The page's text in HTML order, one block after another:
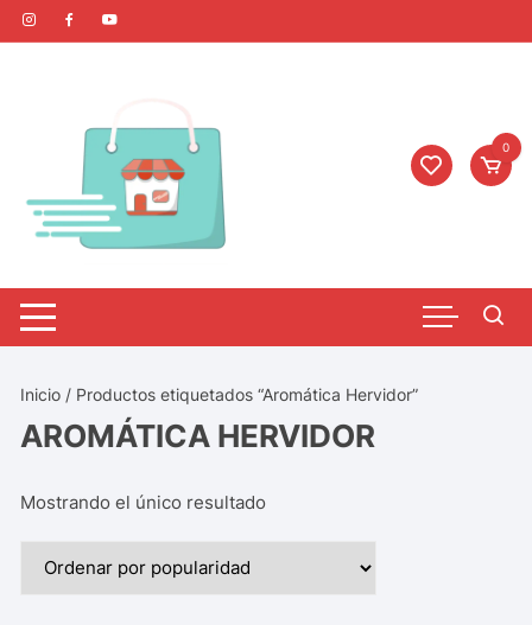
0
Inicio / Productos etiquetados “Aromática Hervidor”
AROMÁTICA HERVIDOR
Mostrando el único resultado